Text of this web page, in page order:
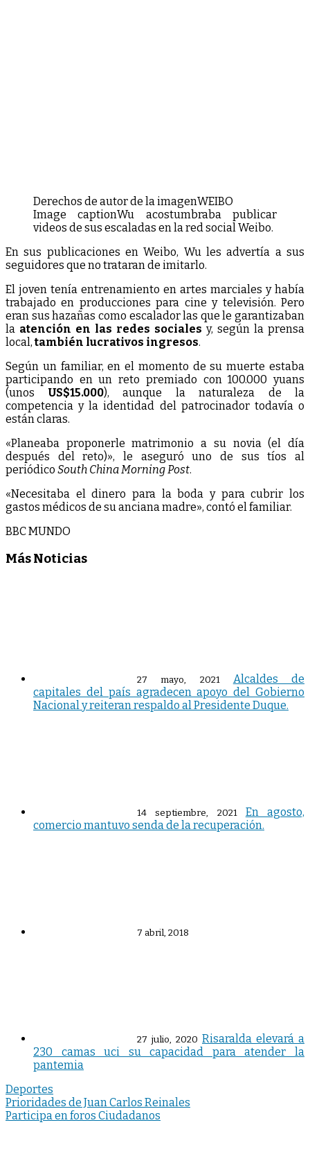
Derechos de autor de la imagenWEIBO
Image captionWu acostumbraba publicar
videos de sus escaladas en la red social Weibo.
En sus publicaciones en Weibo, Wu les advertía a sus
seguidores que no trataran de imitarlo.
El joven tenía entrenamiento en artes marciales y había
trabajado en producciones para cine y televisión. Pero
eran sus hazañas como escalador las que le garantizaban
la atención en las redes sociales y, según la prensa
local,también lucrativos ingresos.
Según un familiar, en el momento de su muerte estaba
participando en un reto premiado con 100.000 yuans
(unosUS$15.000), aunque la naturaleza de la
competencia y la identidad del patrocinador todavía o
están claras.
«Planeaba proponerle matrimonio a su novia (el día
después del reto)», le aseguró uno de sus tíos al
periódico South China Morning Post.
«Necesitaba el dinero para la boda y para cubrir los
gastos médicos de su anciana madre», contó el familiar.
BBC MUNDO
Más Noticias
27 mayo, 2021
Alcaldes de
capitales del país agradecen apoyo del Gobierno
Nacional y reiteran respaldo al Presidente Duque.
14 septiembre, 2021
En agosto,
comercio mantuvo senda de la recuperación.
7 abril, 2018
27 julio, 2020 Risaralda elevará a
230 camas uci su capacidad para atender la
pantemia
Deportes
Navegación
de
Prioridades de Juan Carlos Reinales
Participa en foros Ciudadanos